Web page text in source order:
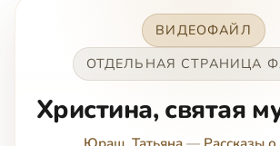
ВИДЕОФАЙЛ
ОТДЕЛЬНАЯ СТРАНИЦА
Христина, святая